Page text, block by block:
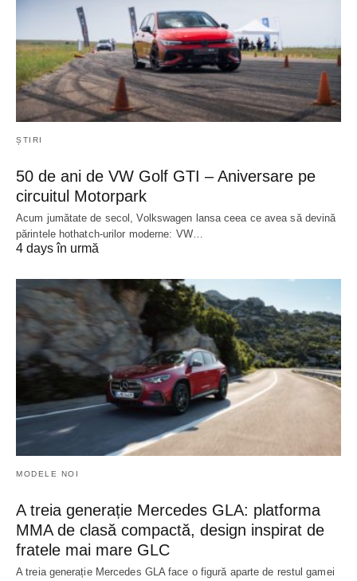
ȘTIRI
50 de ani de VW Golf GTI – Aniversare pe
circuitul Motorpark
Acum jumătate de secol, Volkswagen lansa ceea ce avea să devină
părintele hothatch-urilor moderne: VW…
4 days în urmă
MODELE NOI
A treia generație Mercedes GLA: platforma
MMA de clasă compactă, design inspirat de
fratele mai mare GLC
A treia generație Mercedes GLA face o figură aparte de restul gamei